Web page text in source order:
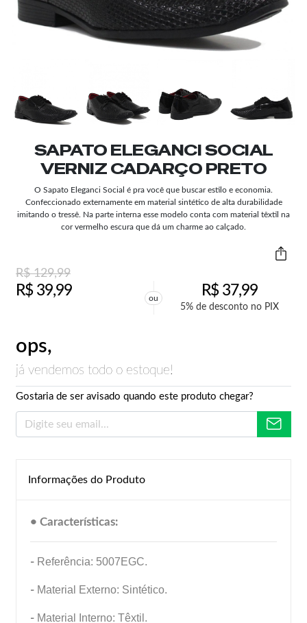
SAPATO ELEGANCI SOCIAL
VERNIZ CADARÇO PRETO
O Sapato Eleganci Social é pra você que buscar estilo e economia.
Confeccionado externamente em material sintético de alta durabilidade
imitando o tressê. Na parte interna esse modelo conta com material têxtil na
cor vermelho escura que dá um charme ao calçado.
R$129,99
R$39,99 ou R$37,99
5% de desconto no PIX
ops,
já vendemos todo o estoque!
Gostaria de ser avisado quando este produto chegar?
Informações do Produto
• Características:
- Referência: 5007EGC.
- Material Externo: Sintético.
- Material Interno: Têxtil.